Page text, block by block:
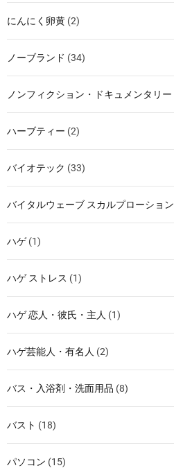
にんにく卵黄 (2)
ノーブランド (34)
ノンフィクション・ドキュメンタリー
ハーブティー (2)
バイオテック (33)
バイタルウェーブ スカルプローション
ハゲ(1)
ハゲ ストレス (1)
ハゲ 恋人・彼氏・主人 (1)
ハゲ芸能人・有名人 (2)
バス・入浴剤・洗面用品 (8)
バスト (18)
パソコン (15)